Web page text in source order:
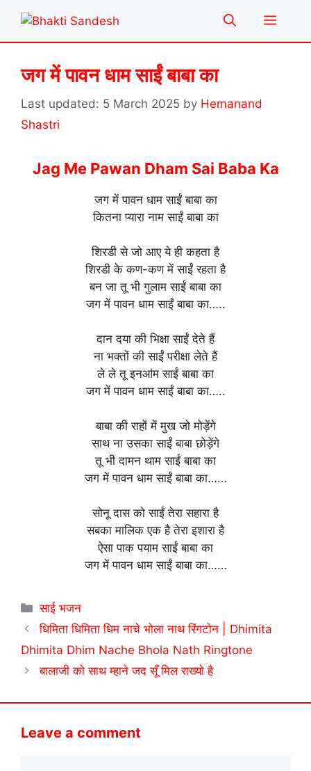
content
Menu
जग में पावन धाम साईं बाबा का
5 March 2025 by Hemanand
Shastri
Jag Me Pawan Dham Sai Baba Ka
जग में पावन धाम साईं बाबा का
कितना प्यारा नाम साईं बाबा का
शिरडी से जो आए ये ही कहता है
शिरडी के कण-कण में साईं रहता है
बन जा तू भी गुलाम साईं बाबा का
जग में पावन धाम साईं बाबा का…..
दान दया की भिक्षा साईं देते हैं
ना भक्तों की साईं परीक्षा लेते हैं
ले ले तू इनॴम साईं बाबा का
जग में पावन धाम साईं बाबा का…..
बाबा की राहों में मुख जो मोड़ेंगे
साथ ना उसका साईं बाबा छोड़ेंगे
तू भी दामन थाम साईं बाबा का
जग में पावन धाम साईं बाबा का……
सोनू दास को साईं तेरा सहारा है
सबका मालिक एक है तेरा इशारा है
ऐसा पाक पयाम साईं बाबा का
जग में पावन धाम साईं बाबा का……
Categories
साई भजन
धिमिता धिमिता धिम नाचे भोला नाथ रिंगटोन | Dhimita
Dhimita Dhim Nache Bhola Nath Ringtone
बालाजी को साथ म्हाने जद सूँ मिल राख्यो है
Leave a comment